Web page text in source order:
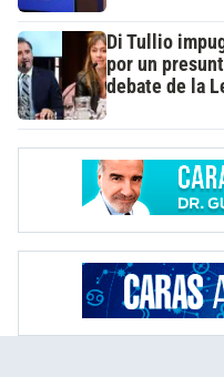
Di Tullio
por un
debate de la